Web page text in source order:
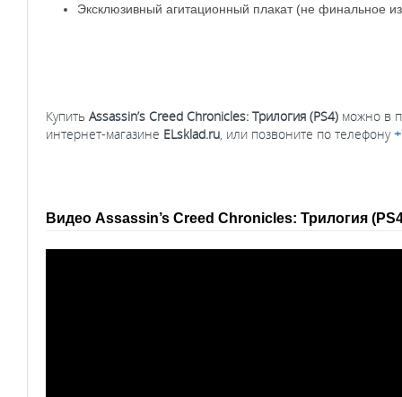
Эксклюзивный агитационный плакат (не финальное
Купить Assassin’s Creed Chronicles: Трилогия (PS4) можно в
интернет-магазине ELsklad.ru , или позвоните по телефону
Видео Assassin’s Creed Chronicles: Трилогия